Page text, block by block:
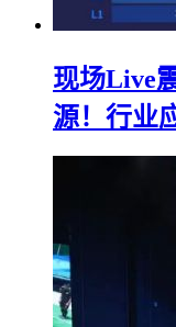
现场Live
源！行业